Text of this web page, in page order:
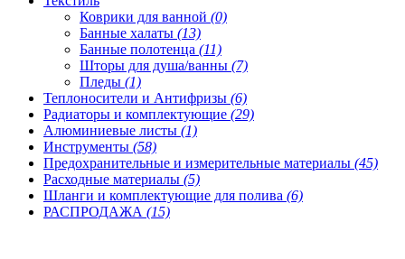
Коврики для ванной (0)
Банные халаты (13)
Банные полотенца (11)
Шторы для душа/ванны (7)
Пледы (1)
Теплоносители и Антифризы (6)
Радиаторы и комплектующие (29)
Алюминиевые листы (1)
Инструменты (58)
Предохранительные и измерительные материалы (45)
Расходные материалы (5)
Шланги и комплектующие для полива (6)
РАСПРОДАЖА (15)